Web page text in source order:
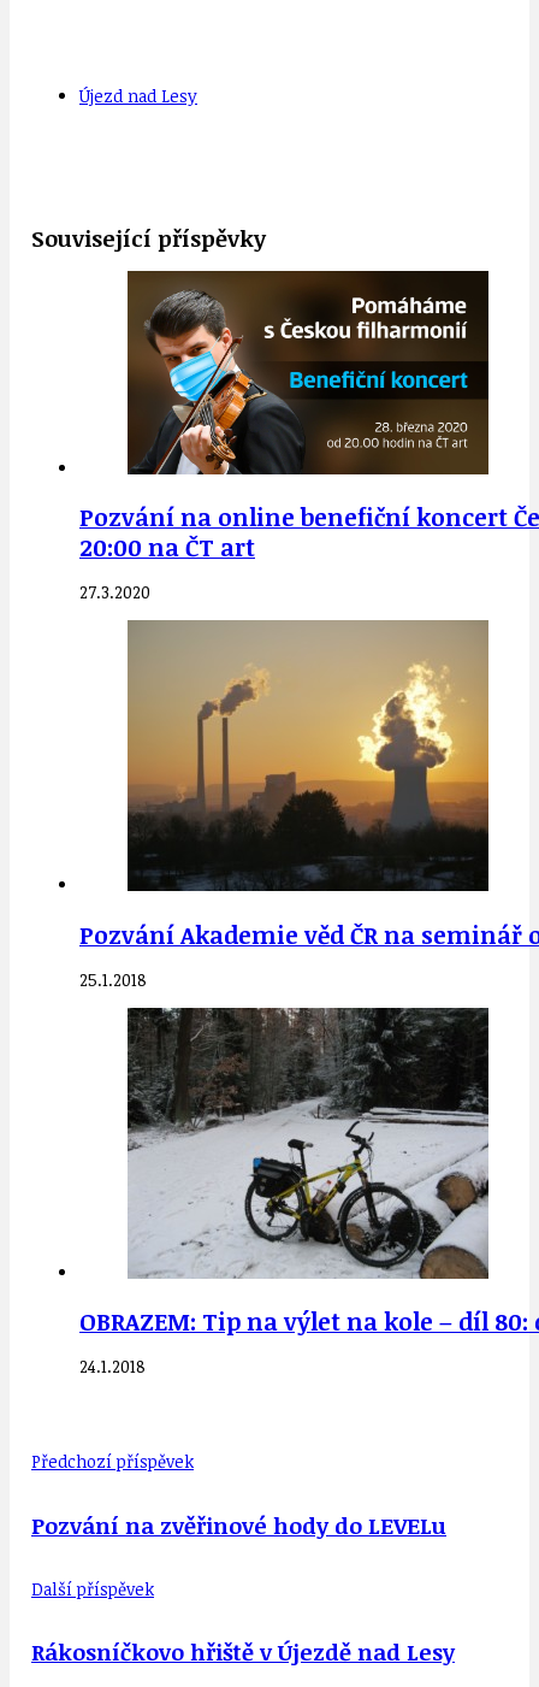
Újezd nad Lesy
Související příspěvky
Pozvání na online benefiční koncert
20:00 na ČT art
27.3.2020
Pozvání Akademie věd ČR na seminář
25.1.2018
OBRAZEM: Tip na výlet na kole – díl
24.1.2018
Předchozí příspěvek
Pozvání na zvěřinové hody do LEVELu
Další příspěvek
Rákosníčkovo hřiště v Újezdě nad Lesy